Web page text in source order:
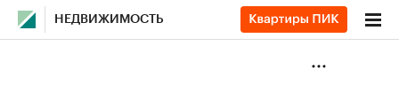
НЕДВИЖИМОСТЬ